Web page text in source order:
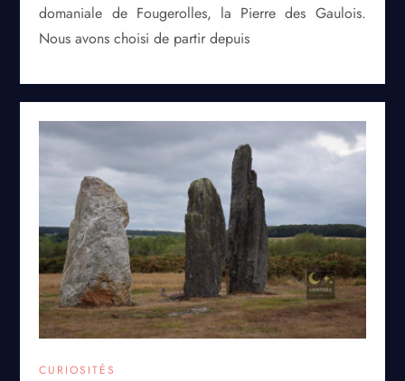
domaniale de Fougerolles, la Pierre des Gaulois.
Nous avons choisi de partir depuis
CURIOSITÉS